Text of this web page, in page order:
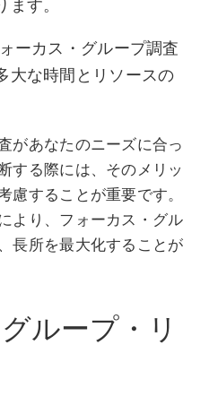
す。
ーカス・グループ調査
大な時間とリソースの
があなたのニーズに合っ
する際には、そのメリッ
慮することが重要です。
より、フォーカス・グル
長所を最大化することが
ループ・リ